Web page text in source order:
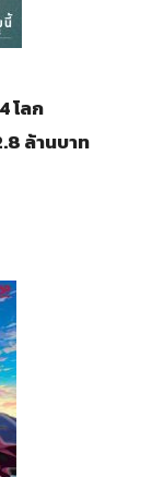
โลก
ล้านบาท